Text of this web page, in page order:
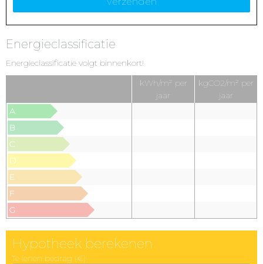
Energieclassificatie
Energieclassificatie volgt binnenkort!
kWh/m² per
jaar
kgCO2/m² per
jaar
A
B
C
D
E
F
G
Hypotheek berekenen
Te lenen bedrag (€)